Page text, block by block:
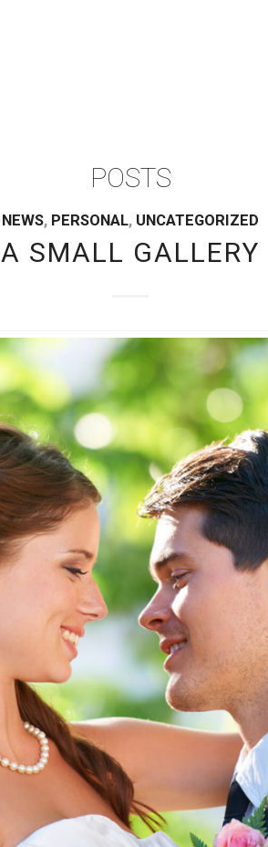
POSTS
NEWS, PERSONAL, UNCATEGORIZED
A SMALL GALLERY